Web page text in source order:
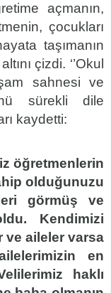
açmanın,
çocukları
taşımanın
çizdi. ‘’Okul
sahnesi ve
sürekli dile
kaydetti:
öğretmenlerin
olduğunuzu
görmüş ve
Kendimizi
ve aileler varsa
en
haklı